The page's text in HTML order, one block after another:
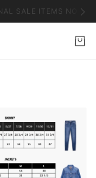
SALE ITEMS NO